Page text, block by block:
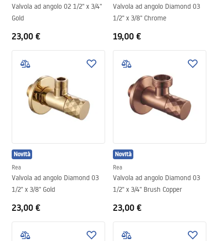
Valvola ad angolo 02 1/2" x 3/4"
Gold
23,00 €
Valvola ad angolo Diamond 03
1/2" x 3/8" Chrome
19,00 €
Novità
Rea
Valvola ad angolo Diamond 03
1/2" x 3/8" Gold
23,00 €
Novità
Rea
Valvola ad angolo Diamond 03
1/2" x 3/4" Brush Copper
23,00 €